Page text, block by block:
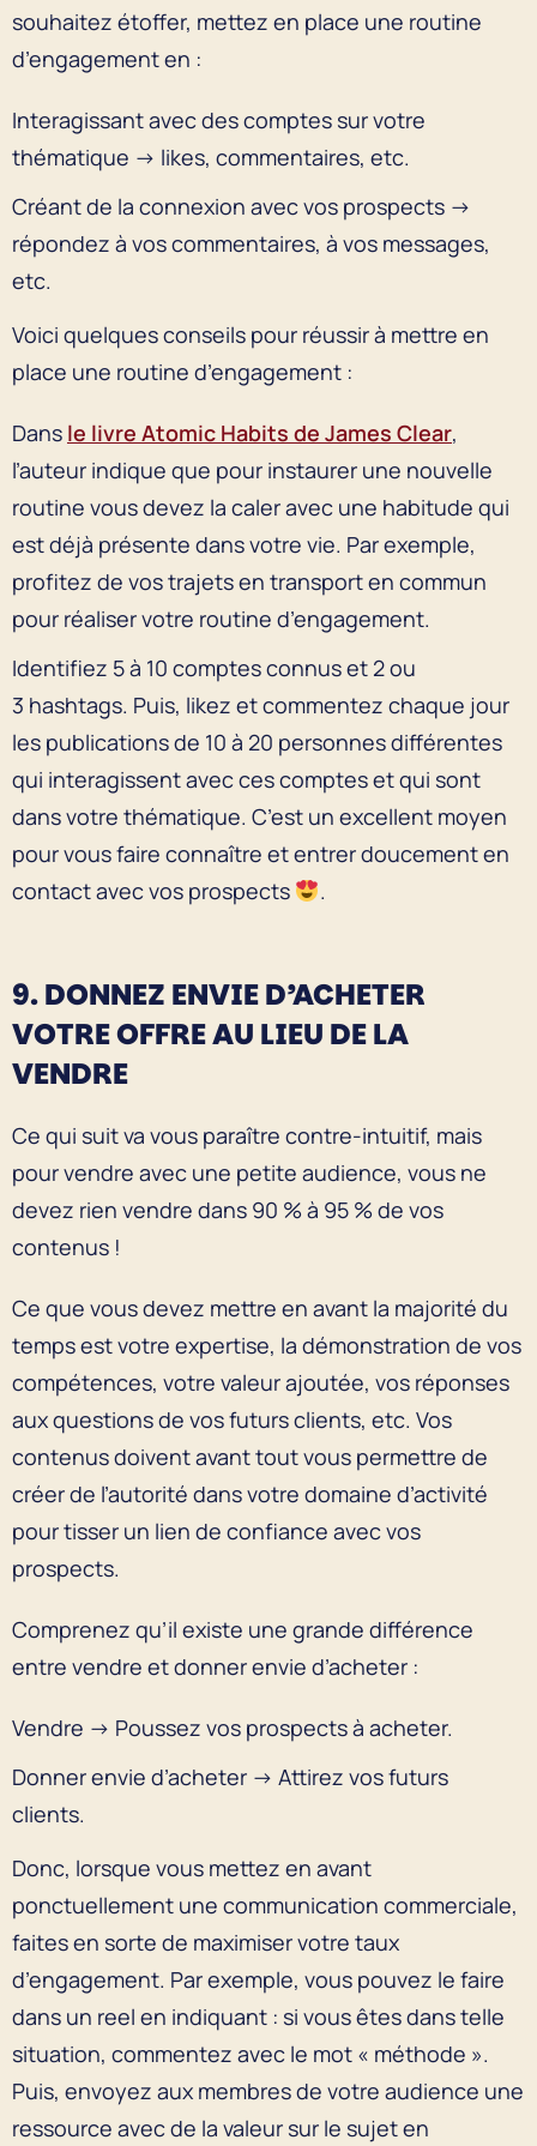
souhaitez étoffer, mettez en place une routine
d’engagement en :
Interagissant avec des comptes sur votre
thématique → likes, commentaires, etc.
Créant de la connexion avec vos prospects →
répondez à vos commentaires, à vos messages,
etc.
Voici quelques conseils pour réussir à mettre en
place une routine d’engagement :
Dans le livre Atomic Habits de James Clear,
l’auteur indique que pour instaurer une nouvelle
routine vous devez la caler avec une habitude qui
est déjà présente dans votre vie. Par exemple,
profitez de vos trajets en transport en commun
pour réaliser votre routine d’engagement.
Identifiez 5 à 10 comptes connus et 2 ou
3 hashtags. Puis, likez et commentez chaque jour
les publications de 10 à 20 personnes différentes
qui interagissent avec ces comptes et qui sont
dans votre thématique. C’est un excellent moyen
pour vous faire connaître et entrer doucement en
contact avec vos prospects
.
9. DONNEZ ENVIE D’ACHETER
VOTRE OFFRE AU LIEU DE LA
VENDRE
Ce qui suit va vous paraître contre-intuitif, mais
pour vendre avec une petite audience, vous ne
devez rien vendre dans 90 % à 95 % de vos
contenus !
Ce que vous devez mettre en avant la majorité du
temps est votre expertise, la démonstration de vos
compétences, votre valeur ajoutée, vos réponses
aux questions de vos futurs clients, etc. Vos
contenus doivent avant tout vous permettre de
créer de l’autorité dans votre domaine d’activité
pour tisser un lien de confiance avec vos
prospects.
Comprenez qu’il existe une grande différence
entre vendre et donner envie d’acheter :
Vendre → Poussez vos prospects à acheter.
Donner envie d’acheter → Attirez vos futurs
clients.
Donc, lorsque vous mettez en avant
ponctuellement une communication commerciale,
faites en sorte de maximiser votre taux
d’engagement. Par exemple, vous pouvez le faire
dans un reel en indiquant : si vous êtes dans telle
situation, commentez avec le mot « méthode ».
Puis, envoyez aux membres de votre audience une
ressource avec de la valeur sur le sujet en